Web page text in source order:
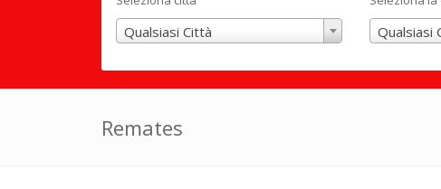
Qualsiasi Città Qualsiasi
Remates